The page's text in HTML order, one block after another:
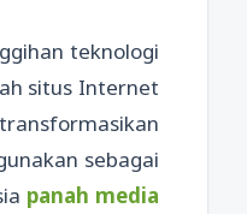
teknologi
situs Internet
sebagai
panah media